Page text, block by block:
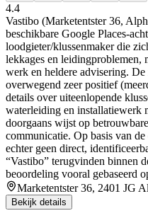
4.4
Vastibo (Marketentster 36,
beschikbare Google Places-
loodgieter/klussenmaker die
lekkages en leidingproblemen,
werk en heldere advisering.
overwegend zeer positief
details over uiteenlopende
waterleiding en installatiewerk
doorgaans wijst op
communicatie. Op basis van
echter geen direct,
“Vastibo” terugvinden binnen
beoordeling vooral gebaseerd
Marketentster 36, 2401 JG
Bekijk details